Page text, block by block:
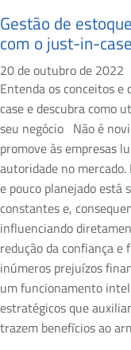
Gestão de
com o just-in-case
20 de outubro de 2022
Entenda os conceitos
case e descubra como
seu negócio Não é
promove às empresas
autoridade no
e pouco planejado está
constantes e,
influenciando
redução da confiança e
inúmeros prejuízos
um funcionamento
estratégicos que
trazem benefícios ao